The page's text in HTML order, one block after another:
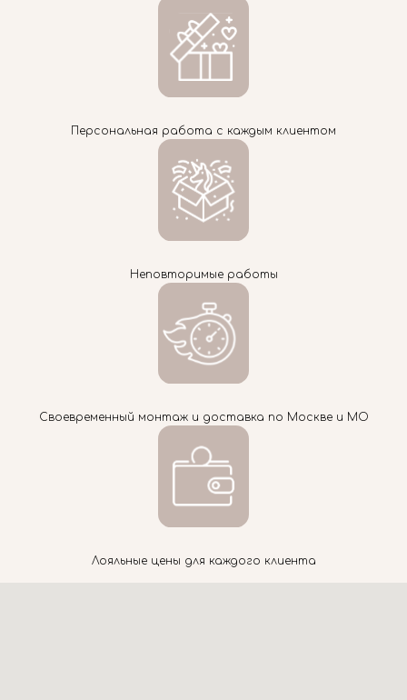
Персональная работа с каждым клиентом
Неповторимые работы
Своевременный монтаж и доставка по Москве и МО
Лояльные цены для каждого клиента